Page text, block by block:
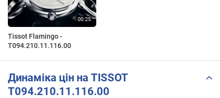
Tissot Flamingo -
T094.210.11.116.00
Динаміка цін на TISSOT
T094.210.11.116.00